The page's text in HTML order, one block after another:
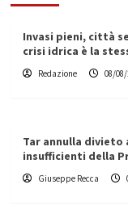
Invasi pieni, città
crisi idrica è la
Redazione 08/08/
Tar annulla divieto
insufficienti della
Giuseppe Recca